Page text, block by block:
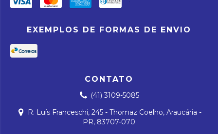
EXEMPLOS DE FORMAS DE ENVIO
CONTATO
(41) 3109-5085
R. Luís Franceschi, 245 - Thomaz Coelho, Araucária -
PR, 83707-070